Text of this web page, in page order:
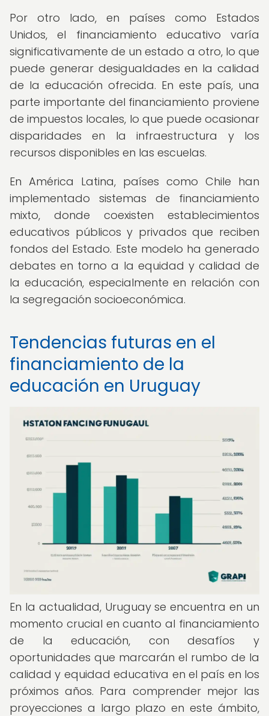
Por otro lado, en países como Estados
Unidos, el financiamiento educativo varía
significativamente de un estado a otro, lo que
puede generar desigualdades en la calidad
de la educación ofrecida. En este país, una
parte importante del financiamiento proviene
de impuestos locales, lo que puede ocasionar
disparidades en la infraestructura y los
recursos disponibles en las escuelas.
En América Latina, países como Chile han
implementado sistemas de financiamiento
mixto, donde coexisten establecimientos
educativos públicos y privados que reciben
fondos del Estado. Este modelo ha generado
debates en torno a la equidad y calidad de
la educación, especialmente en relación con
la segregación socioeconómica.
Tendencias futuras en el
financiamiento de la
educación en Uruguay
En la actualidad, Uruguay se encuentra en un
momento crucial en cuanto al financiamiento
de la educación, con desafíos y
oportunidades que marcarán el rumbo de la
calidad y equidad educativa en el país en los
próximos años. Para comprender mejor las
proyecciones a largo plazo en este ámbito,